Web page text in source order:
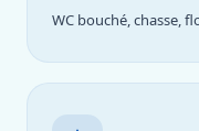
WC bouché, chasse,